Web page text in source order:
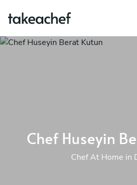
Chef Huseyin
Chef At Home in